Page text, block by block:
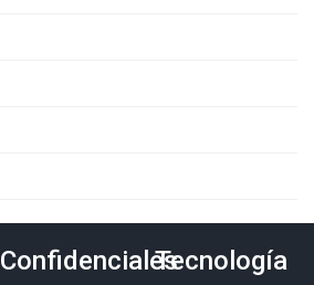
ConfidencialesTecnología